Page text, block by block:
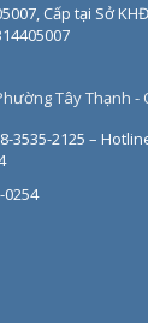
Cấp tại Sở
Tây Thạnh -
3535-2125 –
0254